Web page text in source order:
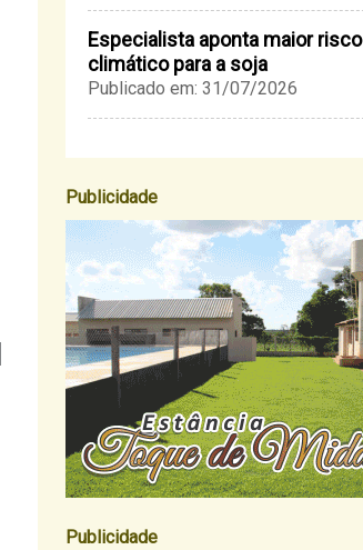
Especialista aponta maior risco
climático para a soja
Publicado em: 31/07/2026
Publicidade
Publicidade